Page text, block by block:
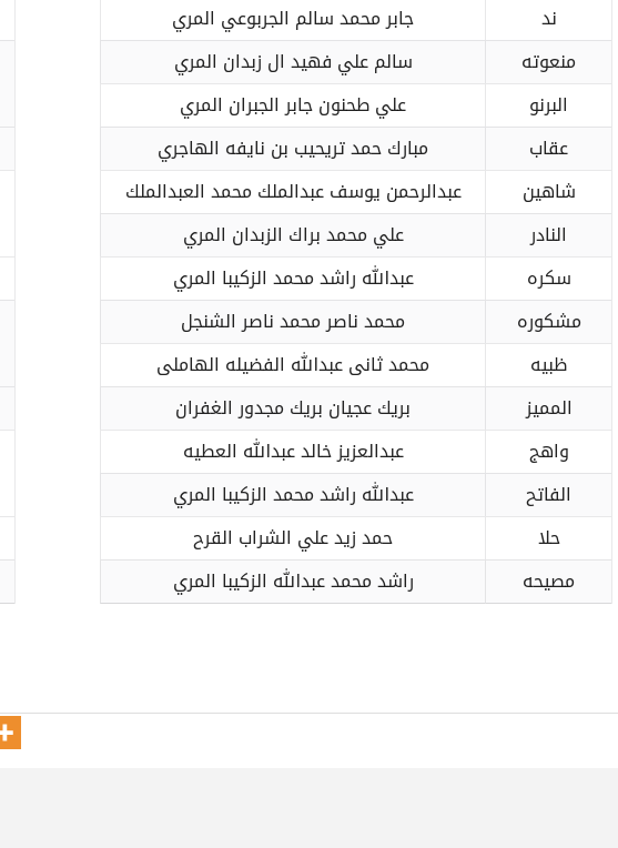
ند جابر محمد سالم الجربوعي المري
منعوته
سالم علي فهيد ال زبدان المري
البرنو علي طحنون جابر الجبران المري
عقاب مبارك حمد تريحيب بن نايفه الهاجري
شاهين
عبدالرحمن يوسف عبدالملك محمد العبدالملك
النادر علي محمد براك الزبدان المري
سكره عبدالله راشد محمد الزكيبا المري
مشكوره
محمد ناصر محمد ناصر الشنجل
ظبيه محمد ثانى عبدالله الفضيله الهاملى
المميز بريك عجيان بريك مجدور الغفران
واهج
عبدالعزيز خالد عبدالله العطيه
الفاتح
عبدالله راشد محمد الزكيبا المري
حلا حمد زيد علي الشراب القرح
مصيحه راشد محمد عبدالله الزكيبا المري